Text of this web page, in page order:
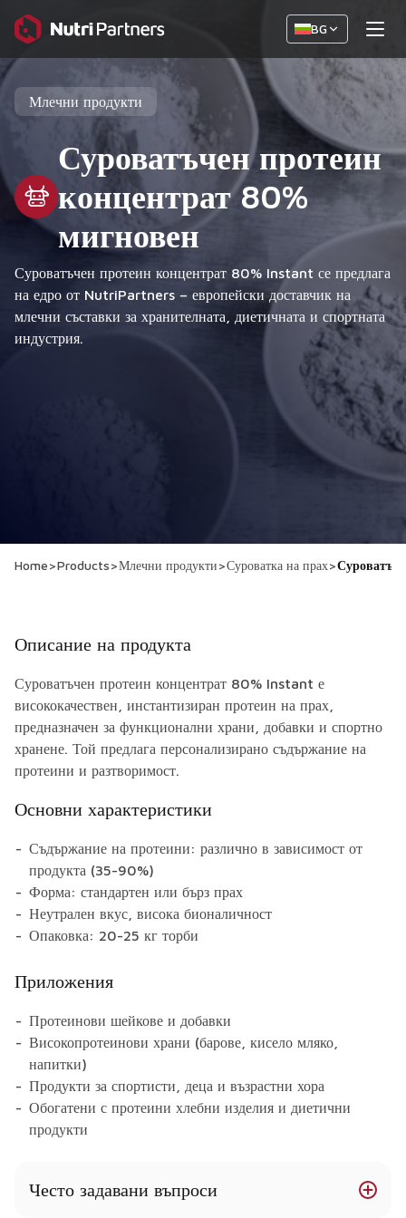
BG
Млечни продукти
Суроватъчен протеин
концентрат 80%
мигновен
Суроватъчен протеин концентрат 80% Instant се предлага
на едро от NutriPartners – европейски доставчик на
млечни съставки за хранителната, диетичната и спортната
индустрия.
Home>Products>Млечни продукти>Суроватка на прах>
Описание на продукта
Суроватъчен протеин концентрат 80% Instant е
висококачествен, инстантизиран протеин на прах,
предназначен за функционални храни, добавки и спортно
хранене. Той предлага персонализирано съдържание на
протеини и разтворимост.
Основни характеристики
Съдържание на протеини: различно в зависимост от
продукта (35-90%)
Форма: стандартен или бърз прах
Неутрален вкус, висока бионаличност
Опаковка: 20-25 кг торби
Приложения
Протеинови шейкове и добавки
Високопротеинови храни (барове, кисело мляко,
напитки)
Продукти за спортисти, деца и възрастни хора
Обогатени с протеини хлебни изделия и диетични
продукти
Често задавани въпроси